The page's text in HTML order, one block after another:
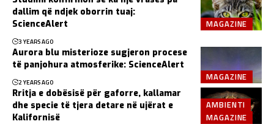
MAGAZINE
dallim që ndjek oborrin tuaj:
ScienceAlert
3 YEARS AGO
MAGAZINE
Aurora blu misterioze sugjeron procese
të panjohura atmosferike: ScienceAlert
2 YEARS AGO
AMBIENTI
MAGAZINE
Rritja e dobësisë për gaforre, kallamar
dhe specie të tjera detare në ujërat e
Kalifornisë